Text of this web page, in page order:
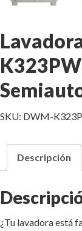
SKU: DWM-
Descripción
¿Tu lavadora está